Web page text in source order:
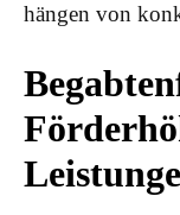
hängen von